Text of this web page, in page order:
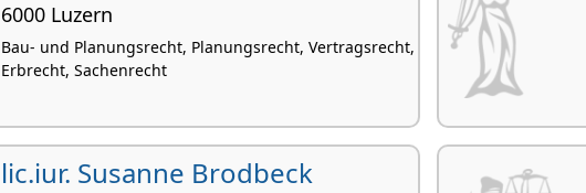
6000 Luzern
Bau- und Planungsrecht, Planungsrecht, Vertragsrecht,
Erbrecht, Sachenrecht
lic.iur. Susanne Brodbeck